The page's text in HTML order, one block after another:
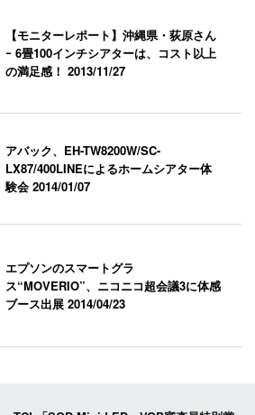
【モニターレポート】沖縄県・荻原さん
ｰ 6畳100インチシアターは、コスト以上
の満足感！2013/11/27
アバック、EH-TW8200W/SC-
LX87/400LINEによるホームシアター体
験会2014/01/07
エプソンのスマートグラ
ス“MOVERIO”、ニコニコ超会議3に体感
ブース出展2014/04/23